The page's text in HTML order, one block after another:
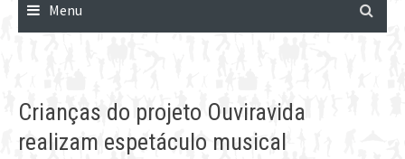
Menu
Crianças do projeto Ouviravida
realizam espetáculo musical